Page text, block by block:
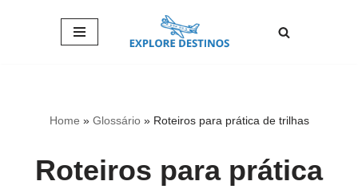
Home » Glossário» Roteiros para prática de trilhas
Roteiros para prática